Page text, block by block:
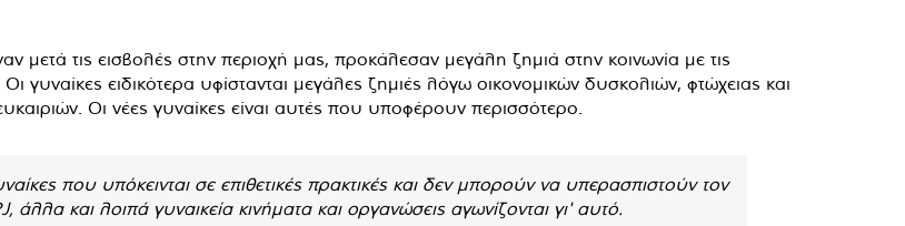
μετά τις εισβολές στην περιοχή μας, προκάλεσαν μεγάλη ζημιά στην κοινωνία με τις
γυναίκες ειδικότερα υφίστανται μεγάλες ζημιές λόγω οικονομικών δυσκολιών, φτώχειας και
Οι νέες γυναίκες είναι αυτές που υποφέρουν περισσότερο.
που υπόκεινται σε επιθετικές πρακτικές και δεν μπορούν να υπερασπιστούν τον
και λοιπά γυναικεία κινήματα και οργανώσεις αγωνίζονται γι' αυτό.